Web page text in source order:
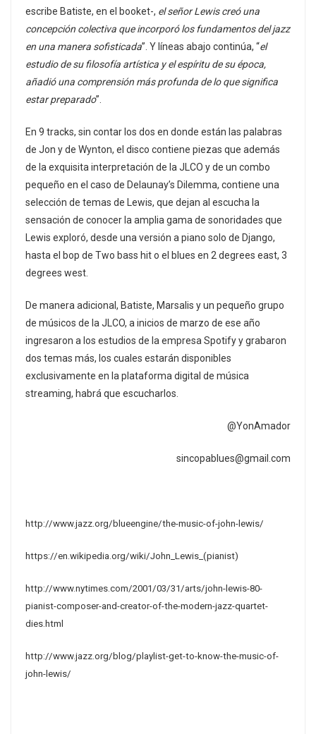
escribe Batiste, en el booket-, el señor Lewis creó una
concepción colectiva que incorporó los fundamentos del jazz
en una manera sofisticada”. Y líneas abajo continúa, “el
estudio de su filosofía artística y el espíritu de su época,
añadió una comprensión más profunda de lo que significa
estar preparado”.
En 9 tracks, sin contar los dos en donde están las palabras
de Jon y de Wynton, el disco contiene piezas que además
de la exquisita interpretación de la JLCO y de un combo
pequeño en el caso de Delaunay’s Dilemma, contiene una
selección de temas de Lewis, que dejan al escucha la
sensación de conocer la amplia gama de sonoridades que
Lewis exploró, desde una versión a piano solo de Django,
hasta el bop de Two bass hit o el blues en 2 degrees east, 3
degrees west.
De manera adicional, Batiste, Marsalis y un pequeño grupo
de músicos de la JLCO, a inicios de marzo de ese año
ingresaron a los estudios de la empresa Spotify y grabaron
dos temas más, los cuales estarán disponibles
exclusivamente en la plataforma digital de música
streaming, habrá que escucharlos.
@YonAmador
sincopablues@gmail.com
http://www.jazz.org/blueengine/the-music-of-john-lewis/
https://en.wikipedia.org/wiki/John_Lewis_(pianist)
http://www.nytimes.com/2001/03/31/arts/john-lewis-80-
pianist-composer-and-creator-of-the-modern-jazz-quartet-
dies.html
http://www.jazz.org/blog/playlist-get-to-know-the-music-of-
john-lewis/